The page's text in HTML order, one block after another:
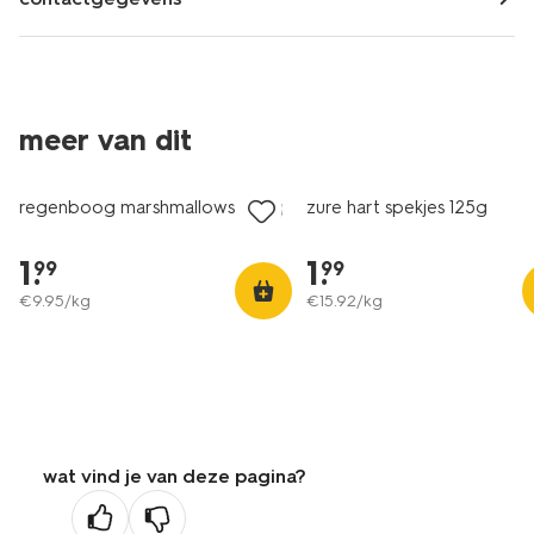
meer van dit
2 voor 3.49
met je HEMA pas
regenboog marshmallows 200g
1.
99
€9.95/kg
zure hart spekjes 125g
1.
99
€15.92/kg
wat vind je van deze pagina?